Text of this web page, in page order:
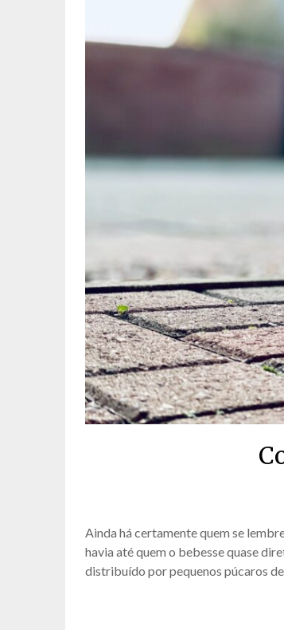
Ainda há certamente quem se
havia até quem o bebesse quase
distribuído por pequenos púcaros